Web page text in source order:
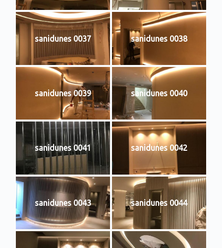
sanidunes 0037 sanidunes 0038
sanidunes 0039 sanidunes 0040
sanidunes 0041 sanidunes 0042
sanidunes 0043 sanidunes 0044